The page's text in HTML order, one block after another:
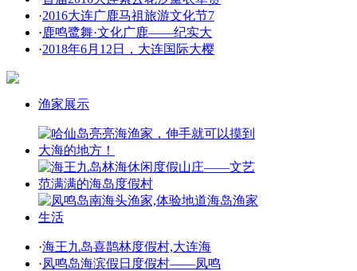
·2016大连广鹿马祖旅游文化节7
·鹿鸣鹭舞·文化广鹿——纪实大
·2018年6月12日，大连国际大樱
渔家展示
·海王九岛喜鹊林度假村,大连海
·凤鸣岛海滨假日度假村——凤鸣